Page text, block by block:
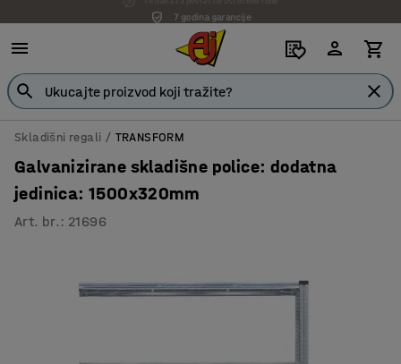
7 godina garancije
Skladišni regali TRANSFORM
Galvanizirane skladišne police: dodatna
jedinica: 1500x320mm
Art. br. : 21696